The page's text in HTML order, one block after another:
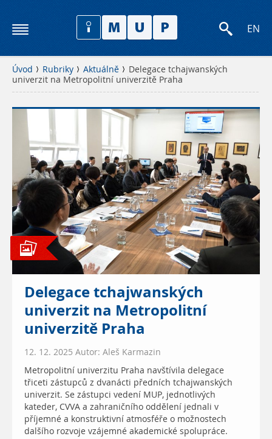
EN
Úvod Rubriky Aktuálně
Delegace tchajwanských
univerzit na Metropolitní univerzitě Praha
Delegace tchajwanských
univerzit na Metropolitní
univerzitě Praha
12. 12. 2025 Autor: Aleš Karmazin
Metropolitní univerzitu Praha navštívila delegace
třiceti zástupců z dvanácti předních tchajwanských
univerzit. Se zástupci vedení MUP, jednotlivých
kateder, CVVA a zahraničního oddělení jednali v
příjemné a konstruktivní atmosféře o možnostech
dalšího rozvoje vzájemné akademické spolupráce.